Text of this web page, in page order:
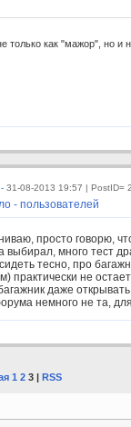
только как "мажор", но и
31-08-2013 19:57 | PostID=
- пользователей
просто говорю,
выбирал, много тест
тесно, про
практически не
даже
немного не та,
1 23 | RSS